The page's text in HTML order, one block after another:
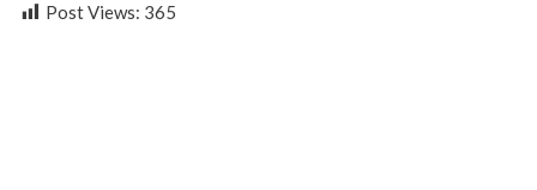
Post Views: 365